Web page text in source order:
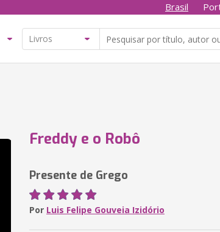
Brasil
Freddy e o Robô
Presente de Grego
Por Luis Felipe Gouveia Izidório